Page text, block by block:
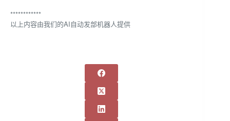
************
以上内容由我们的AI自动发部机器人提供